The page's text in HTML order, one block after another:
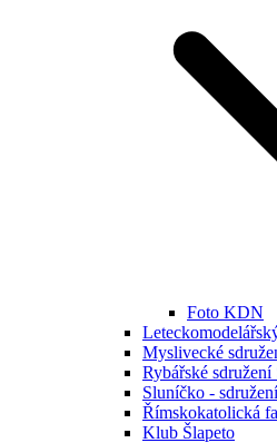
Foto KDN
Myslivecké
Rybářské
Sluníčko -
Římskokatolická
Klub Šlapeto